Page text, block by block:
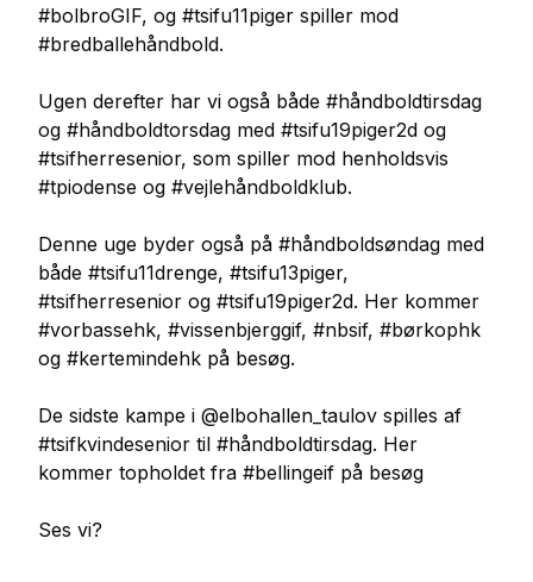
#bolbroGIF, og #tsifu11piger spiller mod
#bredballehåndbold.
Ugen derefter har vi også både #håndboldtirsdag
og #håndboldtorsdag med #tsifu19piger2d og
#tsifherresenior, som spiller mod henholdsvis
#tpiodense og #vejlehåndboldklub.
Denne uge byder også på #håndboldsøndag med
både #tsifu11drenge, #tsifu13piger,
#tsifherresenior og #tsifu19piger2d. Her kommer
#vorbassehk, #vissenbjerggif, #nbsif, #børkophk
og #kertemindehk på besøg.
De sidste kampe i @elbohallen_taulov spilles af
#tsifkvindesenior til #håndboldtirsdag. Her
kommer topholdet fra #bellingeif på besøg
Ses vi?